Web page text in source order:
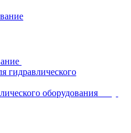
гидравлического
оборудования